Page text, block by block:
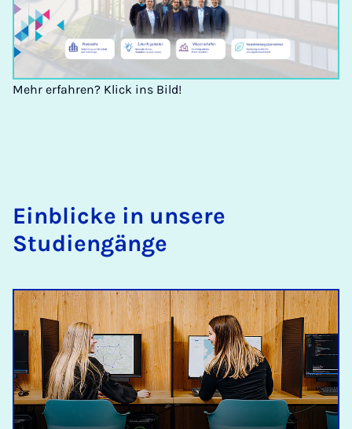
Mehr erfahren? Klick ins Bild!
Einblicke in unsere
Studiengänge